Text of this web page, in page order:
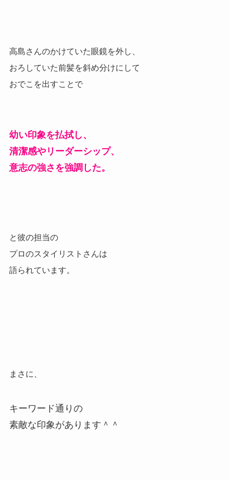
高島さんのかけていた眼鏡を外し、
おろしていた前髪を斜め分けにして
おでこを出すことで
幼い印象を払拭し、
清潔感やリーダーシップ、
意志の強さを強調した。
と彼の担当の
プロのスタイリストさんは
語られています。
まさに、
キーワード通りの
素敵な印象があります＾＾